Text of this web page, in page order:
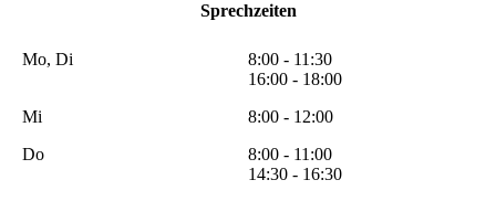
Sprechzeiten
Mo, Di
Mi
Do
8:00 - 11:30
16:00 - 18:00
8:00 - 12:00
8:00 - 11:00
14:30 - 16:30